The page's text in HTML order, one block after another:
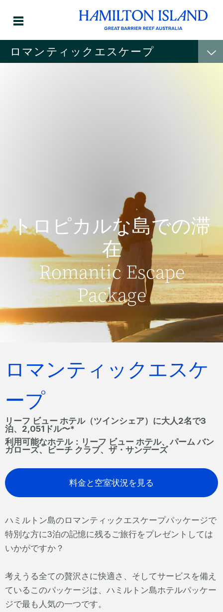
ロマンティックエスケープ
トロピカルな島での滞
在
Romantic Escape
Package
ロマンティックエスケ
ープ
リーフ ビュー ホテル（ツインシェア）に大人2名で3
泊、2,051ドル〜*
利用可能なホテル：リーフ ビュー ホテル、パーム バン
ガローズ、ビーチ クラブ、ザ・サンデーズ
料金と空室状況を見る
ハミルトン島のロマンティックエスケープパッケージで
特別な方に3泊の記憶に残るご旅行をプレゼントしては
いかがですか？
考えうる全ての贅沢さに快適さ、そしてサービスを備え
ているこのパッケージは、ハミルトン島ホテルパッケー
ジで最も人気の一つです。